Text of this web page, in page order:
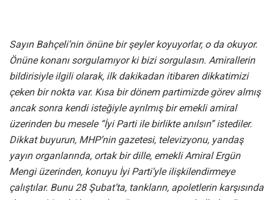
Sayın Bahçeli’nin önüne bir şeyler koyuyorlar, o da okuyor.
Önüne konanı sorgulamıyor ki bizi sorgulasın. Amirallerin
bildirisiyle ilgili olarak, ilk dakikadan itibaren dikkatimizi
çeken bir nokta var. Kısa bir dönem partimizde görev almış
ancak sonra kendi isteğiyle ayrılmış bir emekli amiral
üzerinden bu mesele “İyi Parti ile birlikte anılsın” istediler.
Dikkat buyurun, MHP’nin gazetesi, televizyonu, yandaş
yayın organlarında, ortak bir dille, emekli Amiral Ergün
Mengi üzerinden, konuyu İyi Parti’yle ilişkilendirmeye
çalıştılar. Bunu 28 Şubat’ta, tankların, apoletlerin karşısında